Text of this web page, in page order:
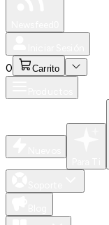
0 Carrito